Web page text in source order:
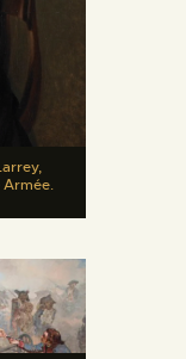
Armée.